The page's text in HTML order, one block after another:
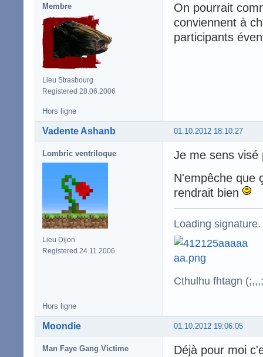
Membre
Lieu Strasbourg
Registered 28.06.2006
On pourrait
conviennent à
participants
Hors ligne
01.10.2012 18:10:27
Vadente Ashanb
Lombric ventriloque
Lieu Dijon
Registered 24.11.2006
Je me sens
N'empêche que
rendrait bien
Loading signature.
Cthulhu fhtagn
Hors ligne
01.10.2012 19:06:05
Moondie
Man Faye Gang Victime
Déjà pour moi